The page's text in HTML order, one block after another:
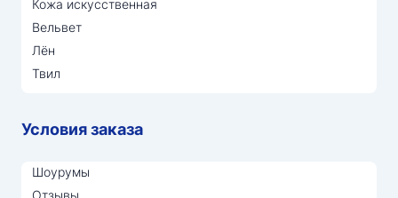
Кожа искусственная
Вельвет
Лён
Твил
Условия заказа
Шоурумы
Отзывы